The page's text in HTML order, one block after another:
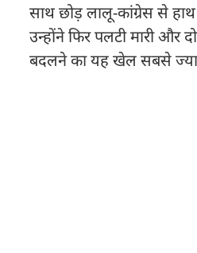
साथ छोड़ लालू-कांग्रेस से
उन्होंने फिर पलटी मारी और
बदलने का यह खेल सबसे